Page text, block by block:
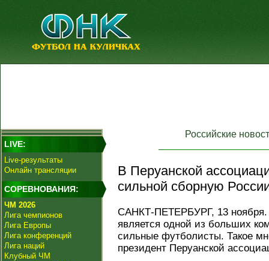
LIVE:
Live-результаты
Онлайн трансляции
СОРЕВНОВАНИЯ:
ЧМ 2026
Лига чемпионов
Лига Европы
Лига конференций
Лига наций
Клубный ЧМ
Российские
В Перуанской
сильной сборную
САНКТ-ПЕТЕРБУРГ, 13
является одной из больших
сильные футболисты. Такое
президент Перуанской